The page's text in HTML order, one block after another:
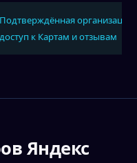
Подтверждённая организация,
доступ к Картам и отзывам
Яндекс